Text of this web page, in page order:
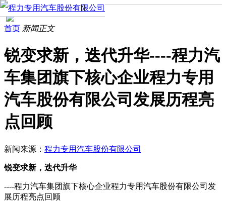
首页 新闻正文
锐变求新，迭代升华----程力汽
车集团旗下核心企业程力专用
汽车股份有限公司发展历程亮
点回顾
新闻来源： 程力专用汽车股份有限公司
锐变求新，迭代升华
----程力汽车集团旗下核心企业程力专用汽车股份有限公司 发
展历程亮点回顾